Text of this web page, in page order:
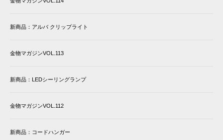
新商品：アルバ クリップライト
金物マガジンVOL.113
新商品：LEDシーリングランプ
金物マガジンVOL.112
新商品：コードハンガー